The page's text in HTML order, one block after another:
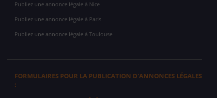
Publiez une annonce légale à Nice
Publiez une annonce légale à Paris
Publiez une annonce légale à Toulouse
FORMULAIRES POUR LA PUBLICATION D'ANNONCES LÉGALES
: